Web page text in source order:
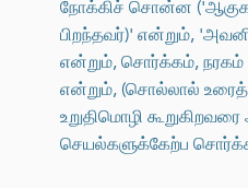
நோக்கிச் சொன்ன
பிறந்தவர்)' என்றும்,
என்றும், சொர்க்கம்,
என்றும், (சொல்லால்
உறுதிமொழி
செயல்களுக்கேற்ப